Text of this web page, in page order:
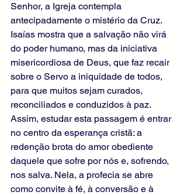
Senhor, a Igreja contempla
antecipadamente o mistério da Cruz.
Isaías mostra que a salvação não virá
do poder humano, mas da iniciativa
misericordiosa de Deus, que faz recair
sobre o Servo a iniquidade de todos,
para que muitos sejam curados,
reconciliados e conduzidos à paz.
Assim, estudar esta passagem é entrar
no centro da esperança cristã: a
redenção brota do amor obediente
daquele que sofre por nós e, sofrendo,
nos salva. Nela, a profecia se abre
como convite à fé, à conversão e à